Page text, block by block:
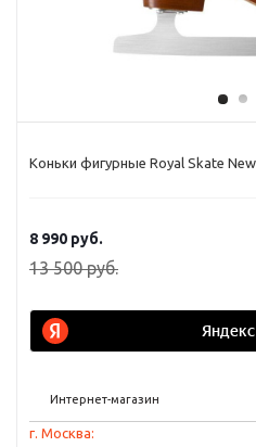
Коньки фигурные Royal Skate New
8 990 руб.
13 500руб.
Интернет-магазин
г. Москва: